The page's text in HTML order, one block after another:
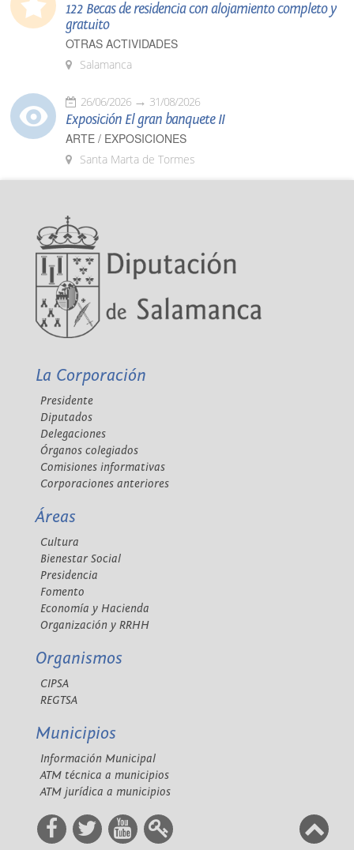
122 Becas de residencia con alojamiento completo y
gratuito
OTRAS ACTIVIDADES
Salamanca
26/06/2026 31/08/2026
Exposición El gran banquete II
ARTE / EXPOSICIONES
Santa Marta de Tormes
La Corporación
Presidente
Diputados
Delegaciones
Órganos colegiados
Comisiones informativas
Corporaciones anteriores
Áreas
Cultura
Bienestar Social
Presidencia
Fomento
Economía y Hacienda
Organización y RRHH
Organismos
CIPSA
REGTSA
Municipios
Información Municipal
ATM técnica a municipios
ATM jurídica a municipios